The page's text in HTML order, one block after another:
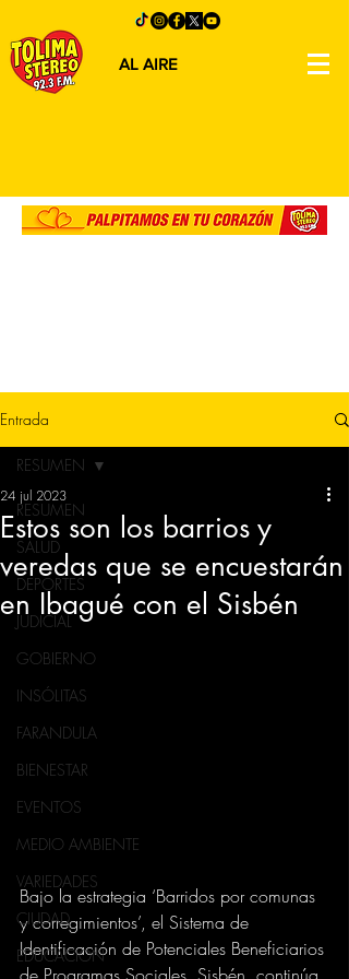
AL AIRE
Entrada
RESUMEN
SALUD
DEPORTES
JUDICIAL
GOBIERNO
INSÓLITAS
FARANDULA
BIENESTAR
EVENTOS
MEDIO AMBIENTE
VARIEDADES
CIUDAD
EDUCACION
RESUMEN
Estos son los barrios y
veredas que se encuestarán
en Ibagué con el Sisbén
24 jul 2023
Bajo la estrategia ‘Barridos por comunas
y corregimientos’, el Sistema de
Identificación de Potenciales Beneficiarios